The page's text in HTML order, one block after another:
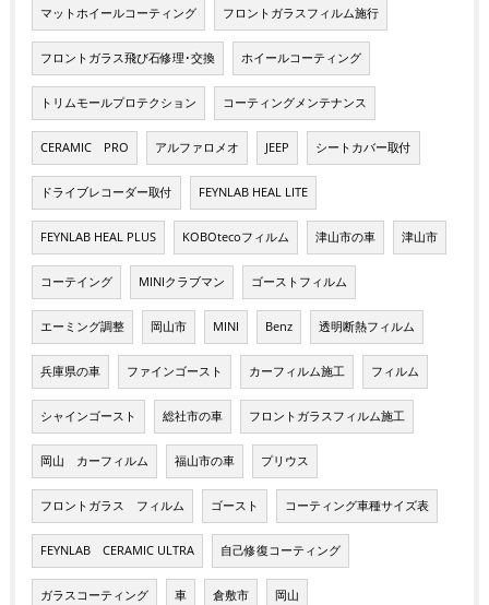
マットホイールコーティング フロントガラスフィルム施行
フロントガラス飛び石修理･交換 ホイールコーティング
トリムモールプロテクション コーティングメンテナンス
CERAMIC PRO アルファロメオ JEEP シートカバー取付
ドライブレコーダー取付 FEYNLAB HEAL LITE
FEYNLAB HEAL PLUS KOBOtecoフィルム 津山市の車 津山市
コーテイング MINIクラブマン ゴーストフィルム
エーミング調整 岡山市 MINI Benz 透明断熱フィルム
兵庫県の車 ファインゴースト カーフィルム施工 フィルム
シャインゴースト 総社市の車 フロントガラスフィルム施工
岡山 カーフィルム 福山市の車 プリウス
フロントガラス フィルム ゴースト コーティング車種サイズ表
FEYNLAB CERAMIC ULTRA 自己修復コーティング
ガラスコーティング 車 倉敷市 岡山